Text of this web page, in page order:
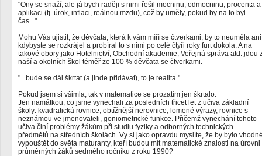
"Ony se snaží, ale já bych raději s nimi řešil mocninu, odmocninu, procenta a
aplikaci (tj. úrok, inflaci, reálnou mzdu), což by uměly, pokud by na to byl
čas..."
Mohu Vás ujistit, že děvčata, která k vám míří se čtverkami, by to neuměla
kdybyste se rozkrájel a probíral to s nimi po celé čtyři roky furt dokola. A na
takové obory jako Hotelnictví, Obchodní akademie, Veřejná správa atd. jdou
naší a okolních škol téměř ze 100 % děvčata se čtverkami.
"...bude se dál škrtat (a jinde přidávat), to je realita."
Pokud jsem si všimla, tak v matematice se prozatím jen škrtalo.
Jen namátkou, co jsme vynechali za posledních třicet let z učiva základní
školy: kvadratická rovnice, obtížnější nerovnice, lomené výrazy, rovnice s
neznámou ve jmenovateli, goniometrické funkce. Přičemž vynechání tohoto
učiva činí problémy žákům při studiu fyziky a odborných technických
předmětů na středních školách. Vy si jako opravdu myslíte, že by bylo
vypouštět do světa maturanty, kteří budou mít matematické znalosti na úrovni
průměrných žáků sedmého ročníku z roku 1990?